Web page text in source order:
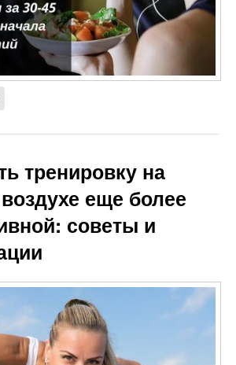
тренировку на
еще более
советы и